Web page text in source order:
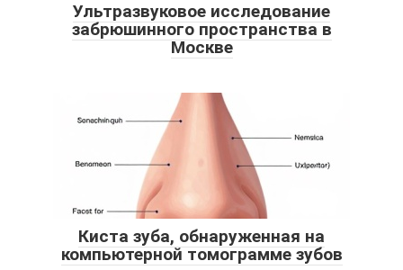
Ультразвуковое исследование
забрюшинного пространства в
Москве
Киста зуба, обнаруженная на
компьютерной томограмме зубов